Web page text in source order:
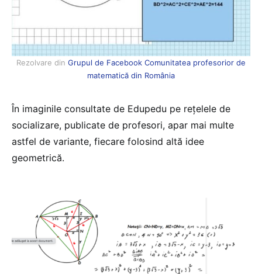
Rezolvare din Grupul de Facebook Comunitatea profesorior de
matematică din România
În imaginile consultate de Edupedu pe rețelele de
socializare, publicate de profesori, apar mai multe
astfel de variante, fiecare folosind altă idee
geometrică.